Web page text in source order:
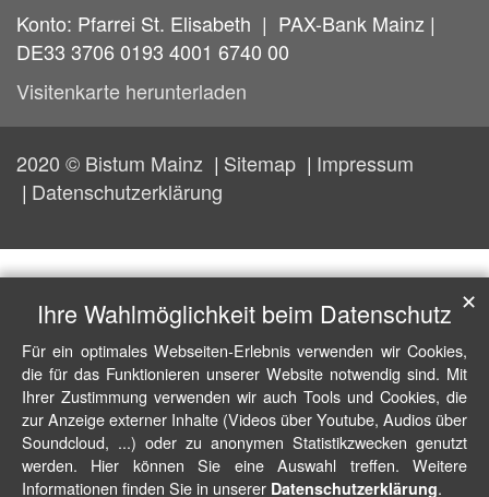
Konto: Pfarrei St. Elisabeth | PAX-Bank Mainz |
DE33 3706 0193 4001 6740 00
Visitenkarte herunterladen
2020 © Bistum Mainz Sitemap
Impressum
Datenschutzerklärung
Ihre Wahlmöglichkeit beim Datenschutz
Für ein optimales Webseiten-Erlebnis verwenden wir Cookies,
die für das Funktionieren unserer Website notwendig sind. Mit
Ihrer Zustimmung verwenden wir auch Tools und Cookies, die
zur Anzeige externer Inhalte (Videos über Youtube, Audios über
Soundcloud, ...) oder zu anonymen Statistikzwecken genutzt
werden. Hier können Sie eine Auswahl treffen. Weitere
Informationen finden Sie in unserer Datenschutzerklärung.
✕